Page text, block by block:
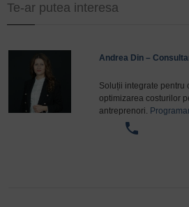
Te-ar putea interesa
Andrea Din –
Soluții integrate pentru
optimizarea costurilor
antreprenori.
phone